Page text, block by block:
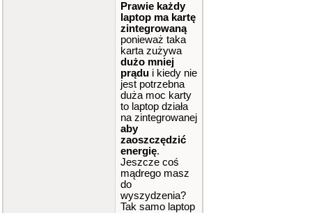
Prawie każdy
laptop ma kartę
zintegrowaną
ponieważ taka
karta zużywa
dużo mniej
prądu i kiedy nie
jest potrzebna
duża moc karty
to laptop działa
na zintegrowanej
aby
zaoszczędzić
energię.
Jeszcze coś
mądrego masz
do
wyszydzenia?
Tak samo laptop